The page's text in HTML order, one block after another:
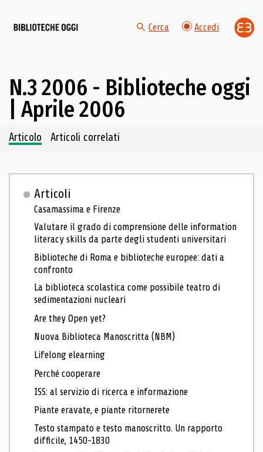
Cerca Accedi
N.3 2006 - Biblioteche oggi
| Aprile 2006
Navigazione dei contenuti del fascicolo
Articolo Articoli correlati
Articoli
Casamassima e Firenze
Valutare il grado di comprensione delle information
literacy skills da parte degli studenti universitari
Biblioteche di Roma e biblioteche europee: dati a
confronto
La biblioteca scolastica come possibile teatro di
sedimentazioni nucleari
Are they Open yet?
Nuova Biblioteca Manoscritta (NBM)
Lifelong elearning
Perché cooperare
ISS: al servizio di ricerca e informazione
Piante eravate, e piante ritornerete
Testo stampato e testo manoscritto. Un rapporto
difficile, 1450-1830